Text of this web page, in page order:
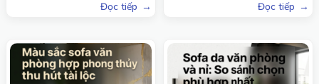
văn phòng Trong xu...Đọc tiếp Đọc tiếp